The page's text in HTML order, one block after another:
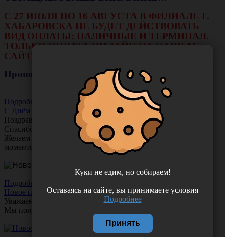
С 27 ИЮЛЯ ПО 16 АВГУСТА В ФИЛИАЛЕ Г.
ХАБАРОВСКА НЕ БУДЕТ ДЕЙСТВОВАТЬ
ВИД ОПЛАТЫ: НАЛИЧНЫЕ И ТЕРМИНАЛ.
ТОЛЬКО ОПЛАТА ОНЛАЙН НА НАШЕМ
САЙТЕ ИЛИ ЧЕРЕЗ РАСЧЕТНЫЙ СЧЕТ.
Приносим свои извинения!
Подробнее
С Днём Акушера-Гинеколога!
Поздравляем с Днём Акушера-Гинеколога!
Спасибо за ваш труд, заботу и тепло!
Желаем вам любви, здоровья и множество счастливых
моментов!
Подробнее
Новое поступление!
Уважаемые клиенты!
Мы получили новое поступление шприцев
Куки не едим, но собираем!
Оставаясь на сайте, вы принимаете условия
Подробнее
Принять